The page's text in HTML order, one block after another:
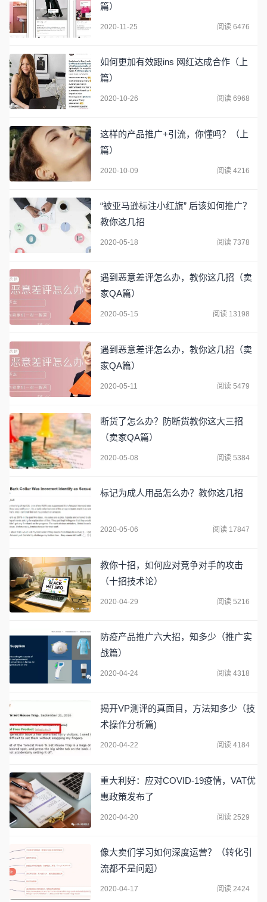
篇）
2020-11-25 阅读 6476
如何更加有效跟ins 网红达成合作（上
篇）
2020-10-26 阅读 6968
这样的产品推广+引流，你懂吗？（上
篇）
2020-10-09 阅读 4216
“被亚马逊标注小红旗” 后该如何推广？
教你这几招
2020-05-18 阅读 7378
遇到恶意差评怎么办，教你这几招（卖
家QA篇）
2020-05-15 阅读 13198
遇到恶意差评怎么办，教你这几招（卖
家QA篇）
2020-05-11 阅读 5479
断货了怎么办？防断货教你这大三招
（卖家QA篇）
2020-05-08 阅读 5384
标记为成人用品怎么办？教你这几招
2020-05-06 阅读 17847
教你十招，如何应对竞争对手的攻击
（十招技术论）
2020-04-29 阅读 5216
防疫产品推广六大招，知多少（推广实
战篇）
2020-04-24 阅读 4318
揭开VP测评的真面目，方法知多少（技
术操作分析篇)
2020-04-22 阅读 4184
重大利好：应对COVID-19疫情，VAT优
惠政策发布了
2020-04-20 阅读 2529
像大卖们学习如何深度运营？（转化引
流都不是问题）
2020-04-17 阅读 2424